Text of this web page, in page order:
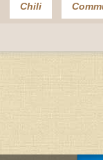
Chili